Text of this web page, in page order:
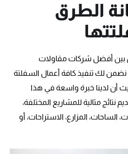
الطرق
بين أفضل شركات مقاولات
لك تنفيذ كافة أعمال السفلتة
لدينا خبرة واسعة في هذا
نتائج مثالية للمشاريع المختلفة،
المزارع، الاستراحات، أو